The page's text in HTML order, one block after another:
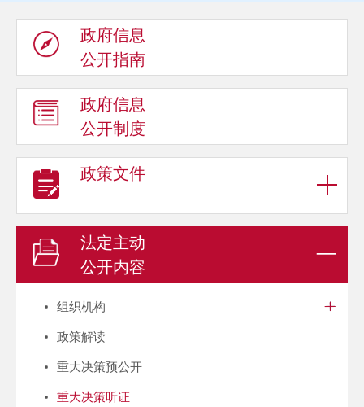
政府信息
公开指南
政府信息
公开制度
政策文件
法定主动
公开内容
组织机构
政策解读
重大决策预公开
重大决策听证